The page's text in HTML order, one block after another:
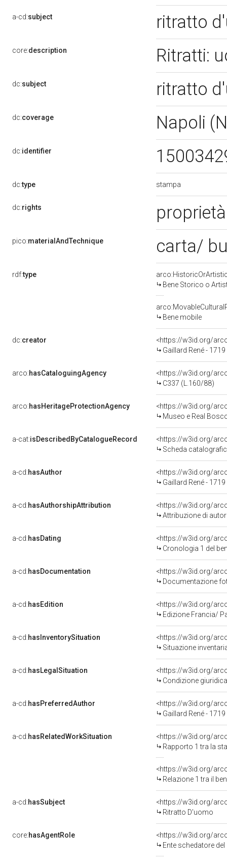
a-cd:subject ritratto
core:description Ritratti:
dc:subject ritratto
dc:coverage Napoli
dc:identifier
dc:type stampa
dc:rights
pico:materialAndTechnique carta/
rdf:type
Bene Storico o
Bene mobile
dc:creator
<https://w3id.org/
Gaillard René -
arco:hasCataloguingAgency
<https://w3id.org/
C337 (L.160/88)
arco:hasHeritageProtectionAgency
<https://w3id.org/
Museo e Real
a-cat:isDescribedByCatalogueRecord
<https://w3id.org/
Scheda
a-cd:hasAuthor
<https://w3id.org/
Gaillard René -
a-cd:hasAuthorshipAttribution
<https://w3id.org/
Attribuzione di
a-cd:hasDating
<https://w3id.org/
Cronologia 1 del
a-cd:hasDocumentation
Documentazione
a-cd:hasEdition
<https://w3id.org/
Edizione Francia/
a-cd:hasInventorySituation
<https://w3id.org/
Situazione
a-cd:hasLegalSituation
<https://w3id.org/
Condizione
a-cd:hasPreferredAuthor
<https://w3id.org/
Gaillard René -
a-cd:hasRelatedWorkSituation
<https://w3id.org/
Rapporto 1 tra la
<https://w3id.org/
Relazione 1 tra il
a-cd:hasSubject
<https://w3id.org/
Ritratto D'uomo
core:hasAgentRole
<https://w3id.org/
Ente schedatore